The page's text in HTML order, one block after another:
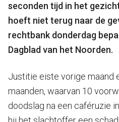
seconden tijd in het
hoeft niet terug naar de
rechtbank donderdag
Dagblad van het Noorden.
Justitie eiste vorige maand
maanden, waarvan 10
doodslag na een caféruzie